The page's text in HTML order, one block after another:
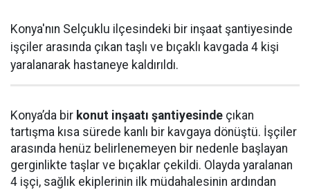
Konya'nın Selçuklu ilçesindeki bir inşaat şantiyesinde
işçiler arasında çıkan taşlı ve bıçaklı kavgada 4 kişi
yaralanarak hastaneye kaldırıldı.
Konya’da bir konut inşaatı şantiyesinde çıkan
tartışma kısa sürede kanlı bir kavgaya dönüştü. İşçiler
arasında henüz belirlenemeyen bir nedenle başlayan
gerginlikte taşlar ve bıçaklar çekildi. Olayda yaralanan
4 işçi, sağlık ekiplerinin ilk müdahalesinin ardından